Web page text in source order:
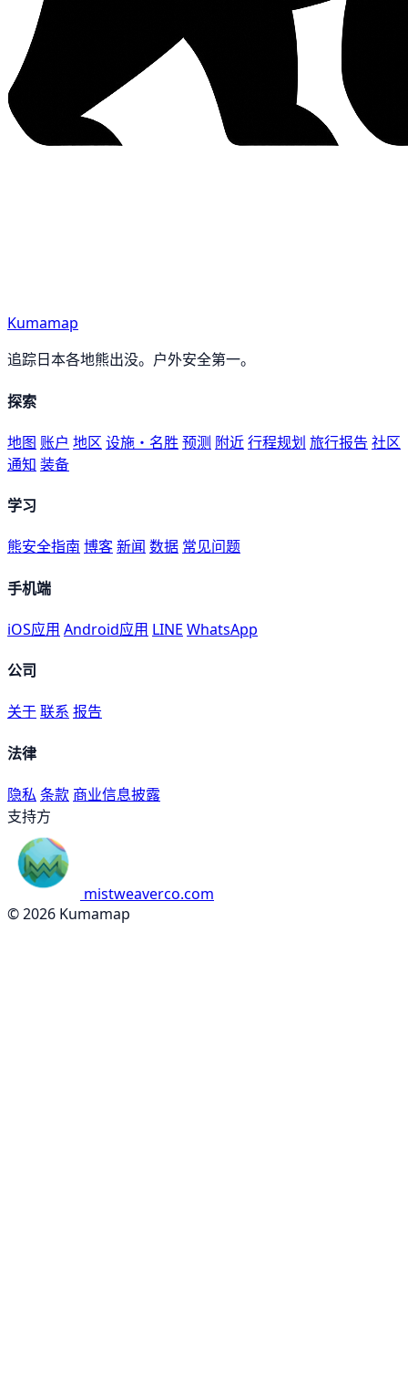
Kumamap
追踪日本各地熊出没。户外安全第一。
探索
地图 账户 地区 设施・名胜 预测 附近行程规划 旅行报告 社区
通知 装备
学习
熊安全指南 博客新闻 数据 常见问题
手机端
iOS应用 Android应用 LINE WhatsApp
公司
关于联系 报告
法律
隐私 条款 商业信息披露
支持方
mistweaverco.com
© 2026 Kumamap